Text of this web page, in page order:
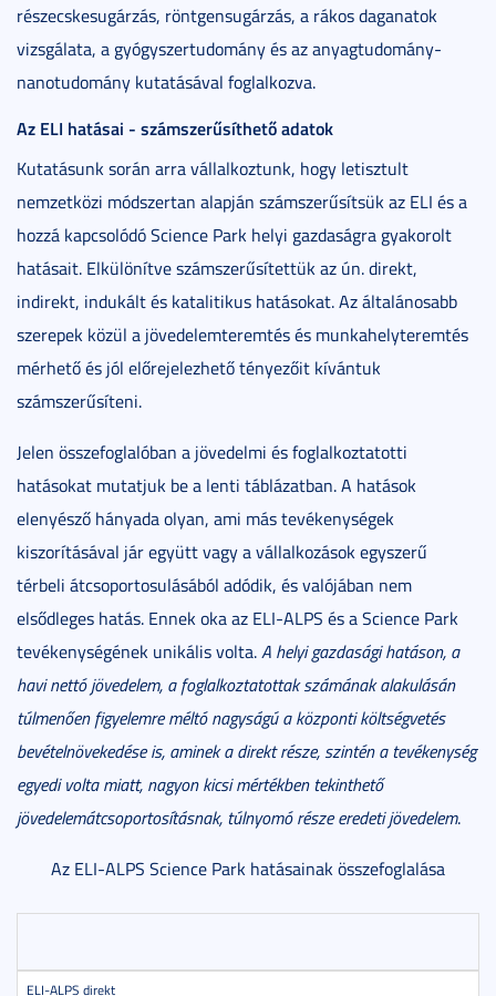
részecskesugárzás, röntgensugárzás, a rákos daganatok
vizsgálata, a gyógyszertudomány és az anyagtudomány-
nanotudomány kutatásával foglalkozva.
Az ELI hatásai - számszerűsíthető adatok
Kutatásunk során arra vállalkoztunk, hogy letisztult
nemzetközi módszertan alapján számszerűsítsük az ELI és a
hozzá kapcsolódó Science Park helyi gazdaságra gyakorolt
hatásait. Elkülönítve számszerűsítettük az ún. direkt,
indirekt, indukált és katalitikus hatásokat. Az általánosabb
szerepek közül a jövedelemteremtés és munkahelyteremtés
mérhető és jól előrejelezhető tényezőit kívántuk
számszerűsíteni.
Jelen összefoglalóban a jövedelmi és foglalkoztatotti
hatásokat mutatjuk be a lenti táblázatban. A hatások
elenyésző hányada olyan, ami más tevékenységek
kiszorításával jár együtt vagy a vállalkozások egyszerű
térbeli átcsoportosulásából adódik, és valójában nem
elsődleges hatás. Ennek oka az ELI-ALPS és a Science Park
tevékenységének unikális volta.A helyi gazdasági hatáson, a
havi nettó jövedelem, a foglalkoztatottak számának alakulásán
túlmenően figyelemre méltó nagyságú a központi költségvetés
bevételnövekedése is, aminek a direkt része, szintén a tevékenység
egyedi volta miatt, nagyon kicsi mértékben tekinthető
jövedelemátcsoportosításnak, túlnyomó része eredeti jövedelem.
Az ELI-ALPS Science Park hatásainak összefoglalása
ELI-ALPS direkt